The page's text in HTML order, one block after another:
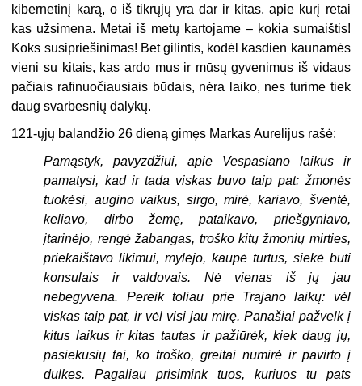
kibernetinį karą, o iš tikrųjų yra dar ir kitas, apie kurį retai
kas užsimena. Metai iš metų kartojame – kokia sumaištis!
Koks susipriešinimas! Bet gilintis, kodėl kasdien kaunamės
vieni su kitais, kas ardo mus ir mūsų gyvenimus iš vidaus
pačiais rafinuočiausiais būdais, nėra laiko, nes turime tiek
daug svarbesnių dalykų.
121-ųjų balandžio 26 dieną gimęs Markas Aurelijus rašė:
Pamąstyk, pavyzdžiui, apie Vespasiano laikus ir
pamatysi, kad ir tada viskas buvo taip pat: žmonės
tuokėsi, augino vaikus, sirgo, mirė, kariavo, šventė,
keliavo, dirbo žemę, pataikavo, priešgyniavo,
įtarinėjo, rengė žabangas, troško kitų žmonių mirties,
priekaištavo likimui, mylėjo, kaupė turtus, siekė būti
konsulais ir valdovais. Nė vienas iš jų jau
nebegyvena. Pereik toliau prie Trajano laikų: vėl
viskas taip pat, ir vėl visi jau mirę. Panašiai pažvelk į
kitus laikus ir kitas tautas ir pažiūrėk, kiek daug jų,
pasiekusių tai, ko troško, greitai numirė ir pavirto į
dulkes. Pagaliau prisimink tuos, kuriuos tu pats